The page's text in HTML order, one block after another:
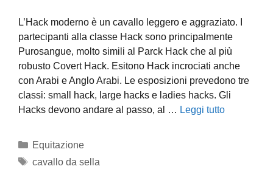
L’Hack moderno è un cavallo leggero e aggraziato. I
partecipanti alla classe Hack sono principalmente
Purosangue, molto simili al Parck Hack che al più
robusto Covert Hack. Esitono Hack incrociati anche
con Arabi e Anglo Arabi. Le esposizioni prevedono tre
classi: small hack, large hacks e ladies hacks. Gli
Hacks devono andare al passo, al … Leggi tutto
Categorie
Equitazione
Tag
cavallo da sella